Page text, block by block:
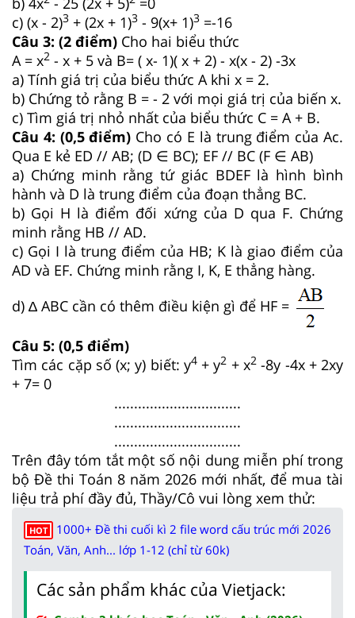
c) (x - 2)3 + (2x + 1)3 - 9(x+ 1)3 =-16
Câu 3: (2 điểm) Cho hai biểu thức
A = x2 - x + 5 và B= ( x- 1)( x + 2) - x(x - 2) -3x
a) Tính giá trị của biểu thức A khi x = 2.
b) Chứng tỏ rằng B = - 2 với mọi giá trị của biến x.
c) Tìm giá trị nhỏ nhất của biểu thức C = A + B.
Câu 4: (0,5 điểm) Cho có E là trung điểm của Ac.
Qua E kẻ ED // AB; (D ∈ BC); EF // BC (F ∈ AB)
a) Chứng minh rằng tứ giác BDEF là hình bình
hành và D là trung điểm của đoạn thẳng BC.
b) Gọi H là điểm đối xứng của D qua F. Chứng
minh rằng HB // AD.
c) Gọi I là trung điểm của HB; K là giao điểm của
AD và EF. Chứng minh rằng I, K, E thẳng hàng.
d) ∆ ABC cần có thêm điều kiện gì để HF =
Câu 5: (0,5 điểm)
Tìm các cặp số (x; y) biết: y4+ y2 + x2-8y -4x + 2xy
+ 7= 0
................................
................................
................................
Trên đây tóm tắt một số nội dung miễn phí trong
bộ Đề thi Toán 8 năm 2026 mới nhất, để mua tài
liệu trả phí đầy đủ, Thầy/Cô vui lòng xem thử:
HOT
1000+ Đề thi cuối kì 2 file word cấu trúc mới 2026
Toán, Văn, Anh... lớp 1-12 (chỉ từ 60k)
Các sản phẩm khác của Vietjack: